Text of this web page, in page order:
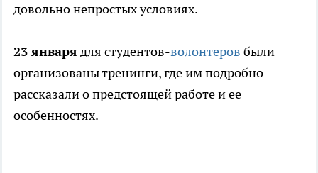
довольно непростых условиях.
23 января для студентов-волонтеров были
организованы тренинги, где им подробно
рассказали о предстоящей работе и ее
особенностях.